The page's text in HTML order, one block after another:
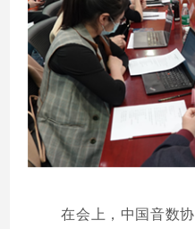
在会上，中国音数